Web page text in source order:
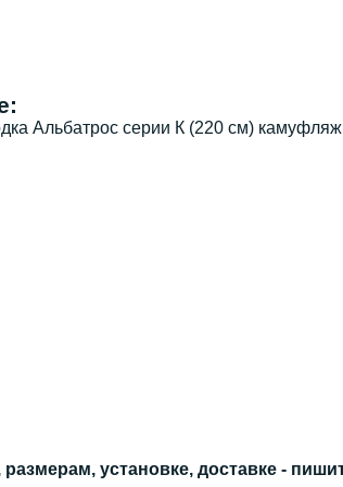
Альбатрос серии К (220 см)
установке, доставке -